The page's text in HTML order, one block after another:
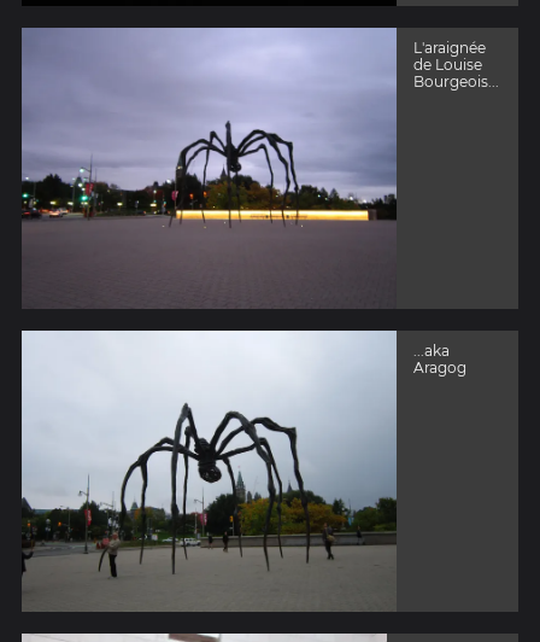
L'araignée
de Louise
Bourgeois...
...aka
Aragog